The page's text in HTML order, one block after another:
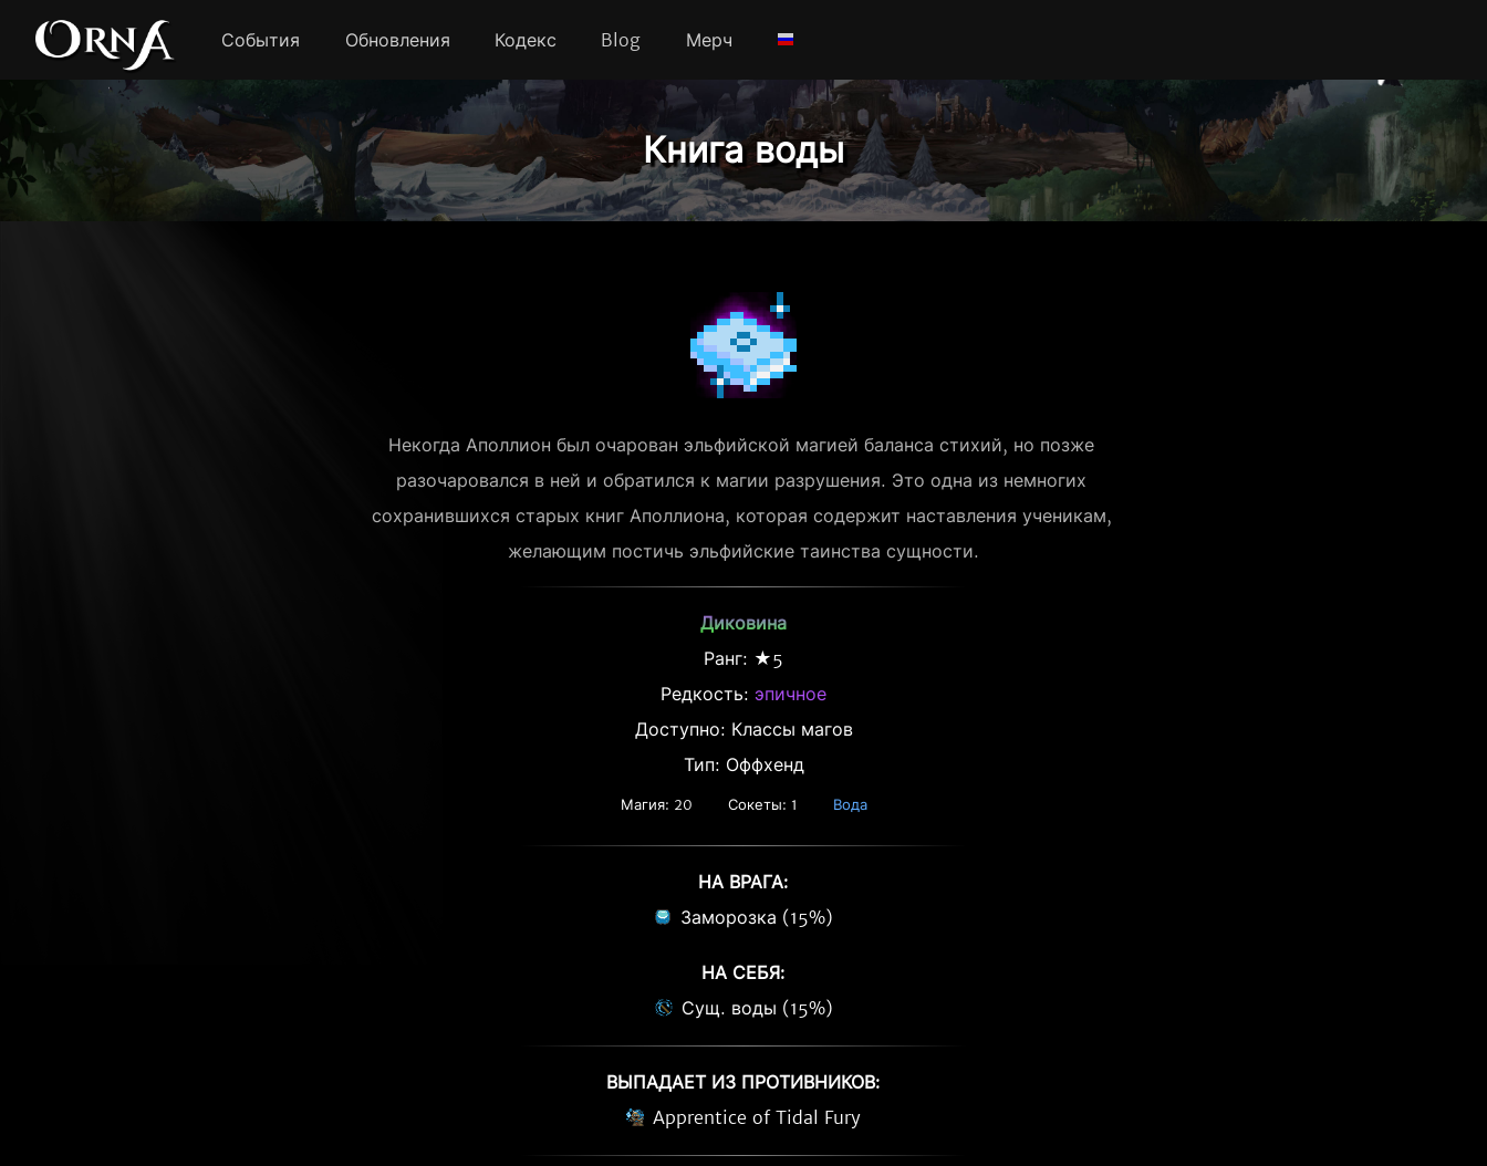
События Обновления Кодекс Blog Мерч
Книга воды
Некогда Аполлион был очарован эльфийской магией баланса стихий, но позже
разочаровался в ней и обратился к магии разрушения. Это одна из немногих
сохранившихся старых книг Аполлиона, которая содержит наставления ученикам,
желающим постичь эльфийские таинства сущности.
Диковина
Ранг: ★5
Редкость: эпичное
Доступно: Классы магов
Тип: Оффхенд
Магия: 20 Сокеты: 1 Вода
НА ВРАГА:
Заморозка (15%)
НА СЕБЯ:
Сущ. воды (15%)
ВЫПАДАЕТ ИЗ ПРОТИВНИКОВ:
Apprentice of Tidal Fury